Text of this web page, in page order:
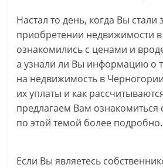
Настал то день, когда Вы стали
приобретении недвижимости
ознакомились с ценами и
а узнали ли Вы информацию о
на недвижимость в
их уплаты и как
предлагаем Вам
по этой темой более подробно.
Если Вы являетесь